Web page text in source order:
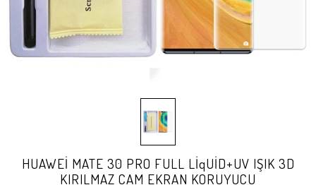
HUAWEİ MATE 30 PRO FULL LİqUİD+UV IŞIK 3D
KIRILMAZ CAM EKRAN KORUYUCU